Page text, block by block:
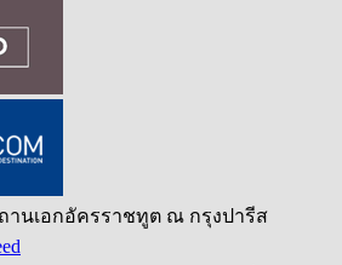
านเอกอัครราชทูต ณ กรุงปารีส